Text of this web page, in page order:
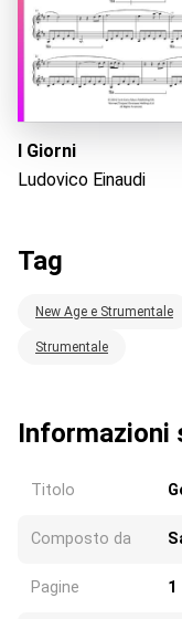
I Giorni
Ludovico Einaudi
Tag
New Age e Strumentale
Strumentale
Informazioni
Titolo
Composto da
Pagine 1